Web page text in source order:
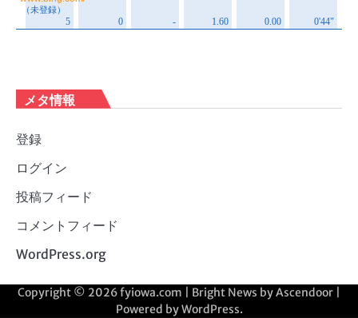
メタ情報
登録
ログイン
投稿フィード
コメントフィード
WordPress.org
Copyright © 2026fyiowa.com | Bright News byAscendoor
Powered byWordPress.